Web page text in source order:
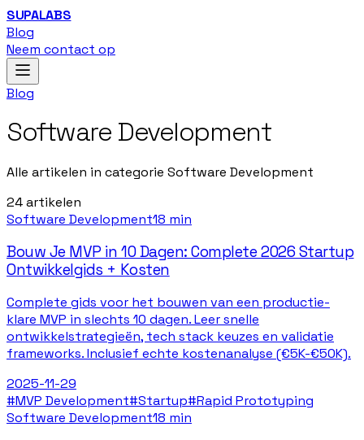
SUPALABS
Blog
Neem contact op
Blog
Software Development
Alle artikelen in categorie Software Development
24artikelen
Software Development18 min
Bouw Je MVP in 10 Dagen: Complete 2026 Startup
Ontwikkelgids + Kosten
Complete gids voor het bouwen van een productie-
klare MVP in slechts 10 dagen. Leer snelle
ontwikkelstrategieën, tech stack keuzes en validatie
frameworks. Inclusief echte kostenanalyse (€5K-€50K).
2025-11-29
#MVP Development#Startup#Rapid Prototyping
Software Development18 min